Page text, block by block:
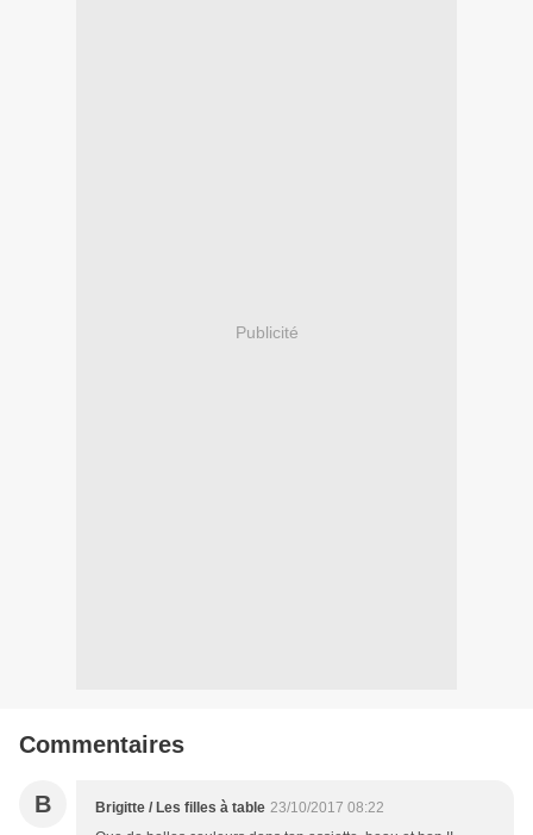
Publicité
Commentaires
B Brigitte / Les filles à table 23/10/2017 08:22